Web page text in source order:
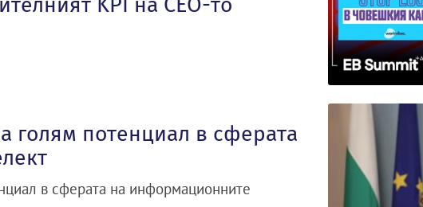
голям потенциал в сферата
в сферата на информационните